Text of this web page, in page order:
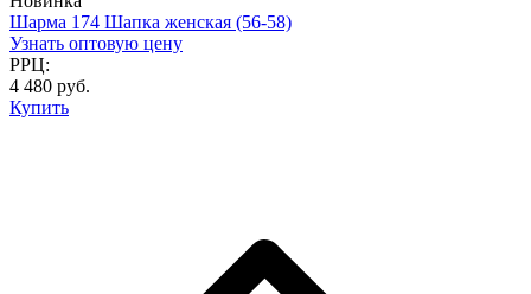
Шарма 174 Шапка женская (56-58)
Узнать оптовую цену
РРЦ:
4 480 руб.
Купить